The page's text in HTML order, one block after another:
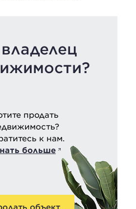
продать
к нам.
больше
объект